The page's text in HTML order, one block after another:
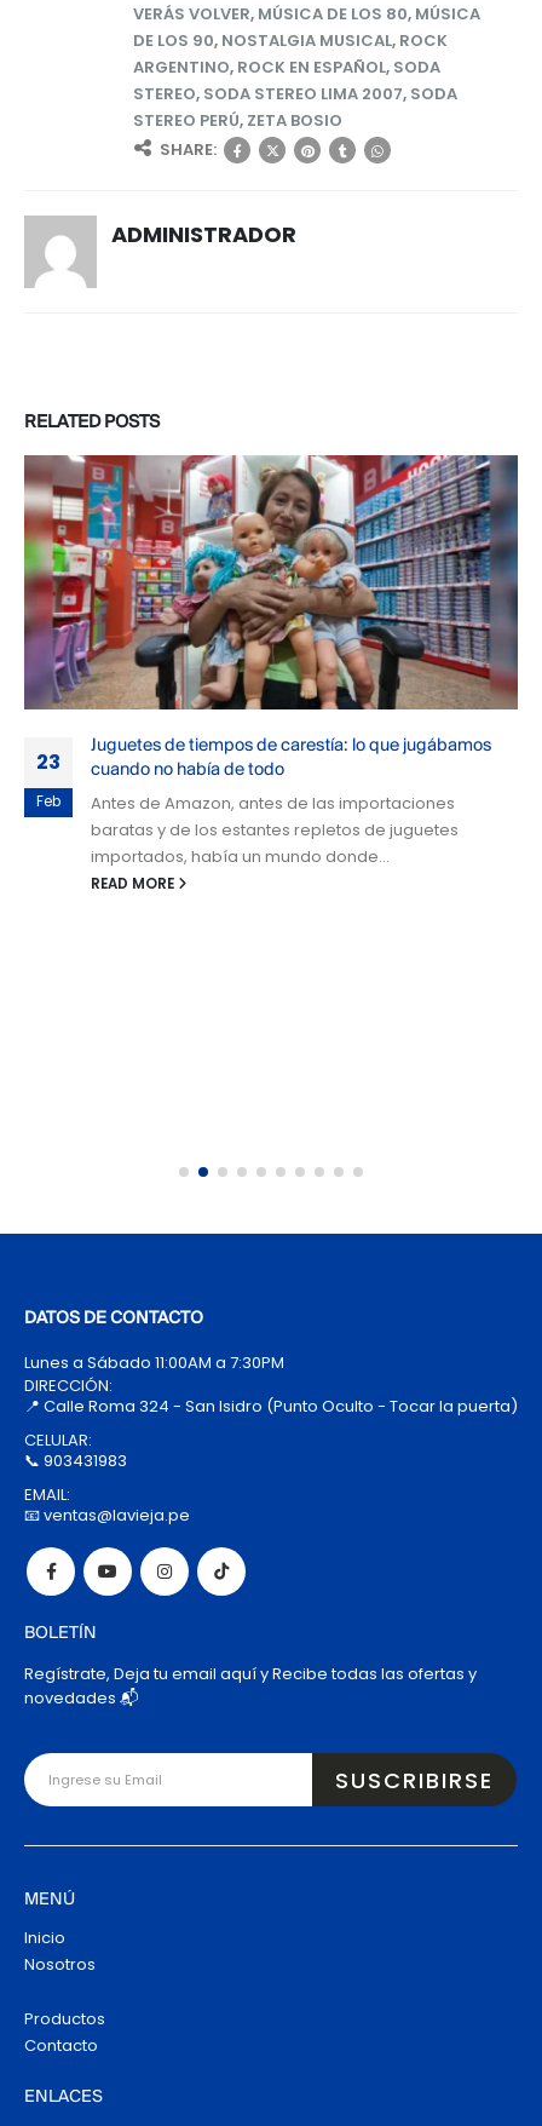
VERÁS VOLVER, MÚSICA DE LOS 80, MÚSICA
DE LOS 90, NOSTALGIA MUSICAL, ROCK
ARGENTINO, ROCK EN ESPAÑOL, SODA
STEREO, SODA STEREO LIMA 2007, SODA
STEREO PERÚ, ZETA BOSIO
SHARE:
ADMINISTRADOR
RELATED POSTS
23
Feb
Juguetes de tiempos de carestía: lo que jugábamos
cuando no había de todo
Antes de Amazon, antes de las importaciones
baratas y de los estantes repletos de juguetes
importados, había un mundo donde...
READ MORE
DATOS DE CONTACTO
Lunes a Sábado 11:00AM a 7:30PM
DIRECCIÓN:
📍 Calle Roma 324 - San Isidro (Punto Oculto - Tocar la puerta)
CELULAR:
📞 903431983
EMAIL:
📧 ventas@lavieja.pe
BOLETÍN
Regístrate, Deja tu email aquí y Recibe todas las ofertas y
novedades 📬
MENÚ
Inicio
Nosotros
Productos
Contacto
ENLACES